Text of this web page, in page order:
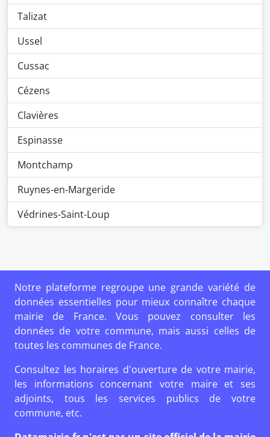
Talizat
Ussel
Cussac
Cézens
Clavières
Espinasse
Montchamp
Ruynes-en-Margeride
Védrines-Saint-Loup
Notre plateforme regroupe une grande variété de
données essentielles pour mieux connaître chaque
mairie de France. Vous pouvez consulter les
données de votre commune, mais aussi celles de
toutes les communes de France.
Consultez les horaires d'ouverture de votre mairie,
les informations concernant votre maire et ses
adjoints, tous les services publics de votre
commune, etc.